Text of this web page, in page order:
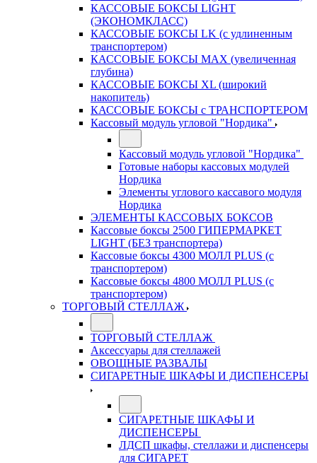
КАССОВЫЕ БОКСЫ LIGHT
(ЭКОНОМКЛАСС)
КАССОВЫЕ БОКСЫ LK (с удлиненным
транспортером)
КАССОВЫЕ БОКСЫ MAX (увеличенная
глубина)
КАССОВЫЕ БОКСЫ XL (широкий
накопитель)
КАССОВЫЕ БОКСЫ с ТРАНСПОРТЕРОМ
Кассовый модуль угловой "Нордика"
Кассовый модуль угловой "Нордика"
Готовые наборы кассовых модулей
Нордика
Элементы углового кассавого модуля
Нордика
ЭЛЕМЕНТЫ КАССОВЫХ БОКСОВ
Кассовые боксы 2500 ГИПЕРМАРКЕТ
LIGHT (БЕЗ транспортера)
Кассовые боксы 4300 МОЛЛ PLUS (с
транспортером)
Кассовые боксы 4800 МОЛЛ PLUS (с
транспортером)
ТОРГОВЫЙ СТЕЛЛАЖ
ТОРГОВЫЙ СТЕЛЛАЖ
Аксессуары для стеллажей
ОВОЩНЫЕ РАЗВАЛЫ
СИГАРЕТНЫЕ ШКАФЫ И ДИСПЕНСЕРЫ
СИГАРЕТНЫЕ ШКАФЫ И
ДИСПЕНСЕРЫ
ЛДСП шкафы, стеллажи и диспенсеры
для СИГАРЕТ